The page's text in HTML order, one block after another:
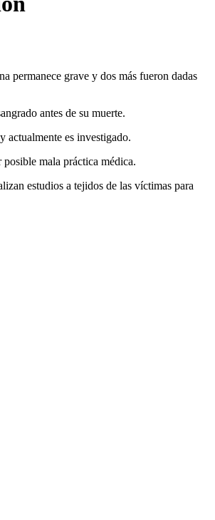
permanece grave y dos más fueron dadas
antes de su muerte.
actualmente es investigado.
mala práctica médica.
estudios a tejidos de las víctimas para